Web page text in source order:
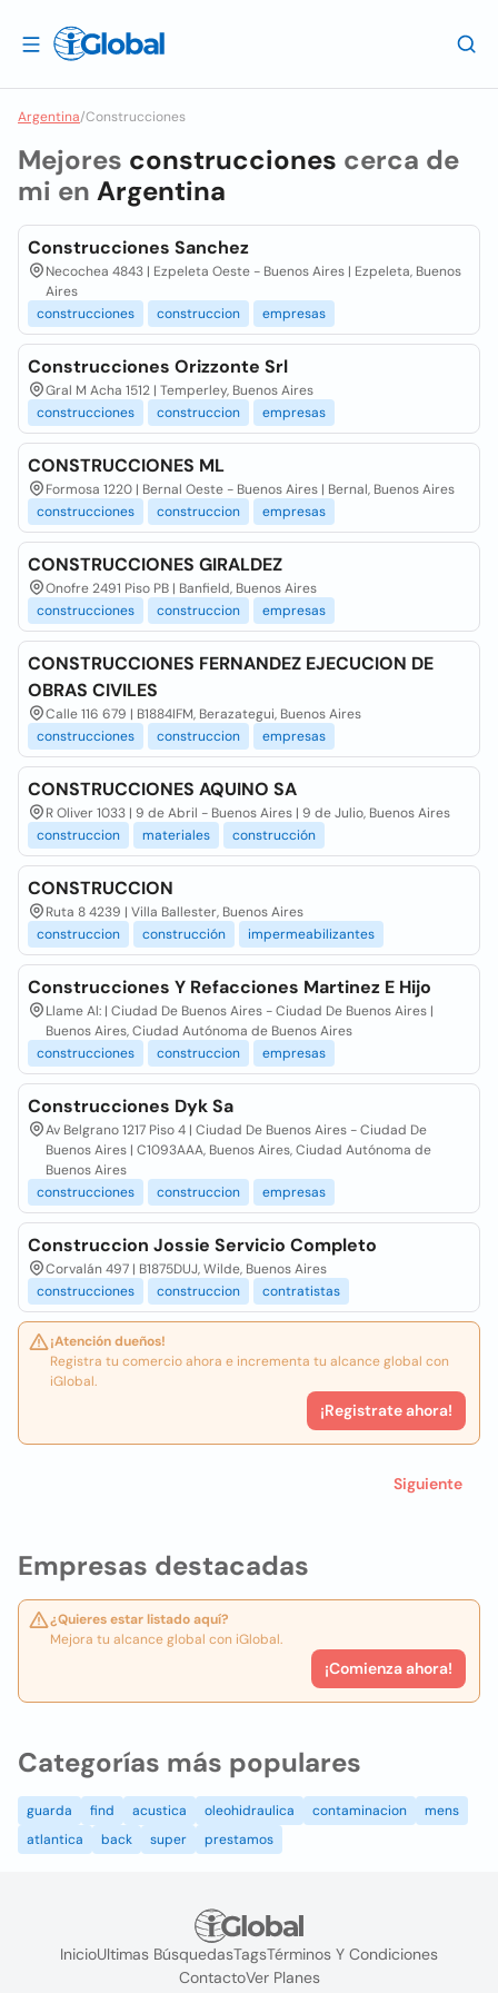
Argentina/Construcciones
Empresas destacadas
¿Quieres estar listado aquí?
Mejora tu alcance global con iGlobal.
¡Comienza ahora!
Mejores construcciones cerca de
mi en Argentina
Construcciones Sanchez
Necochea 4843 | Ezpeleta Oeste - Buenos Aires | Ezpeleta, Buenos
Aires
construcciones
construccion empresas
Construcciones Orizzonte Srl
Gral M Acha 1512 | Temperley, Buenos Aires
construcciones
construccion empresas
CONSTRUCCIONES ML
Formosa 1220 | Bernal Oeste - Buenos Aires | Bernal, Buenos Aires
construcciones
construccion empresas
CONSTRUCCIONES GIRALDEZ
Onofre 2491 Piso PB | Banfield, Buenos Aires
construcciones
construccion empresas
CONSTRUCCIONES FERNANDEZ EJECUCION DE
OBRAS CIVILES
Calle 116 679 | B1884IFM, Berazategui, Buenos Aires
construcciones
construccion empresas
CONSTRUCCIONES AQUINO SA
R Oliver 1033 | 9 de Abril - Buenos Aires | 9 de Julio, Buenos Aires
construccion
materiales construcción
CONSTRUCCION
Ruta 8 4239 | Villa Ballester, Buenos Aires
construccion
construcción impermeabilizantes
Construcciones Y Refacciones Martinez E Hijo
Llame Al: | Ciudad De Buenos Aires - Ciudad De Buenos Aires |
Buenos Aires, Ciudad Autónoma de Buenos Aires
construcciones
construccion empresas
Construcciones Dyk Sa
Av Belgrano 1217 Piso 4 | Ciudad De Buenos Aires - Ciudad De
Buenos Aires | C1093AAA, Buenos Aires, Ciudad Autónoma de
Buenos Aires
construcciones
construccion empresas
Construccion Jossie Servicio Completo
Corvalán 497 | B1875DUJ, Wilde, Buenos Aires
construcciones
construccion contratistas
¡Atención dueños!
Registra tu comercio ahora e incrementa tu alcance global con
iGlobal.
¡Registrate ahora!
Siguiente
Categorías más populares
guarda find acustica oleohidraulica contaminacion
mens
atlantica
back super prestamos
InicioUltimas BúsquedasTagsTérminos Y Condiciones
ContactoVer Planes